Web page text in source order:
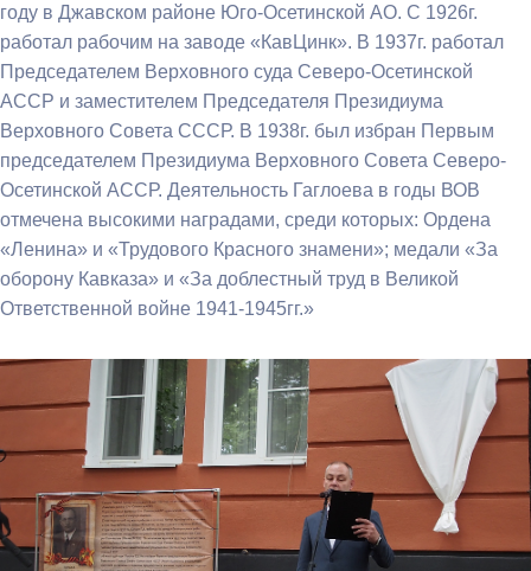
году в Джавском районе Юго-Осетинской АО. С 1926г.
работал рабочим на заводе «КавЦинк». В 1937г. работал
Председателем Верховного суда Северо-Осетинской
АССР и заместителем Председателя Президиума
Верховного Совета СССР. В 1938г. был избран Первым
председателем Президиума Верховного Совета Северо-
Осетинской АССР. Деятельность Гаглоева в годы ВОВ
отмечена высокими наградами, среди которых: Ордена
«Ленина» и «Трудового Красного знамени»; медали «За
оборону Кавказа» и «За доблестный труд в Великой
Ответственной войне 1941-1945гг.»